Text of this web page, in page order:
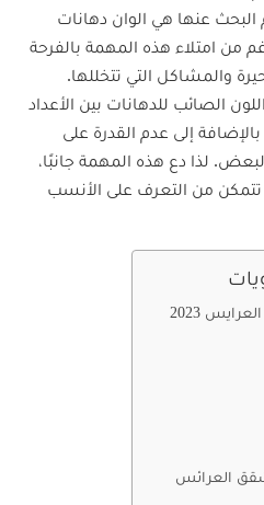
البحث عنها هي الوان دهانات
وعلى الرغم من امتلاء هذه المهمة بالفرحة
والمشاكل التي تتخللها.
الصائب للدهانات بين الأعداد
إلى عدم القدرة على
لذا دع هذه المهمة جانبًا،
تتمكن من التعرف على الأنسب
2023
العرائس